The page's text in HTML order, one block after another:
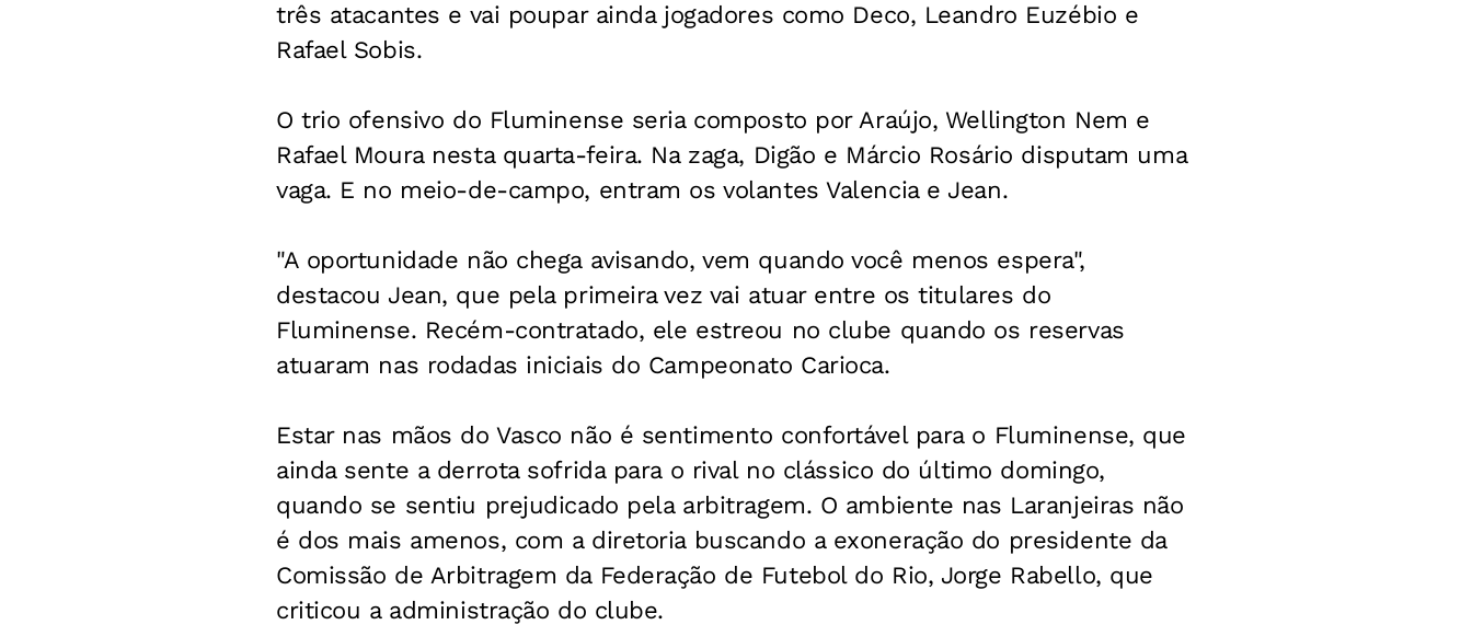
três atacantes e vai poupar ainda jogadores como Deco, Leandro Euzébio e
Rafael Sobis.
O trio ofensivo do Fluminense seria composto por Araújo, Wellington Nem e
Rafael Moura nesta quarta-feira. Na zaga, Digão e Márcio Rosário disputam uma
vaga. E no meio-de-campo, entram os volantes Valencia e Jean.
"A oportunidade não chega avisando, vem quando você menos espera",
destacou Jean, que pela primeira vez vai atuar entre os titulares do
Fluminense. Recém-contratado, ele estreou no clube quando os reservas
atuaram nas rodadas iniciais do Campeonato Carioca.
Estar nas mãos do Vasco não é sentimento confortável para o Fluminense, que
ainda sente a derrota sofrida para o rival no clássico do último domingo,
quando se sentiu prejudicado pela arbitragem. O ambiente nas Laranjeiras não
é dos mais amenos, com a diretoria buscando a exoneração do presidente da
Comissão de Arbitragem da Federação de Futebol do Rio, Jorge Rabello, que
criticou a administração do clube.